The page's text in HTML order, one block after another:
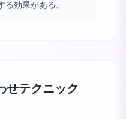
る効果がある。
せテクニック